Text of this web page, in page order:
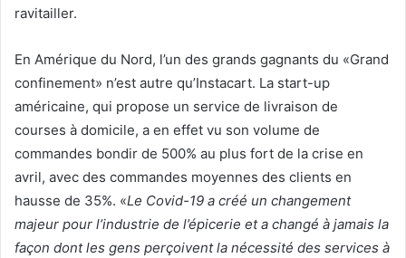
ravitailler.
En Amérique du Nord, l’un des grands gagnants du «Grand
confinement» n’est autre qu’Instacart. La start-up
américaine, qui propose un service de livraison de
courses à domicile, a en effet vu son volume de
commandes bondir de 500% au plus fort de la crise en
avril, avec des commandes moyennes des clients en
hausse de 35%. «Le Covid-19 a créé un changement
majeur pour l’industrie de l’épicerie et a changé à jamais la
façon dont les gens perçoivent la nécessité des services à